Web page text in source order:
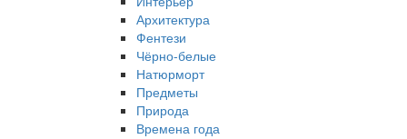
Архитектура
Фентези
Чёрно-белые
Натюрморт
Предметы
Природа
Времена года